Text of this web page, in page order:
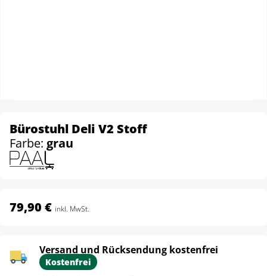
Bürostuhl Deli V2 Stoff
Farbe: grau
79,90 € inkl. MwSt.
Versand und Rücksendung kostenfrei
Kostenfrei